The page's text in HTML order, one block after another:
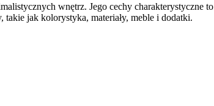
wnętrz. Jego cechy charakterystyczne to
jak kolorystyka, materiały, meble i dodatki.